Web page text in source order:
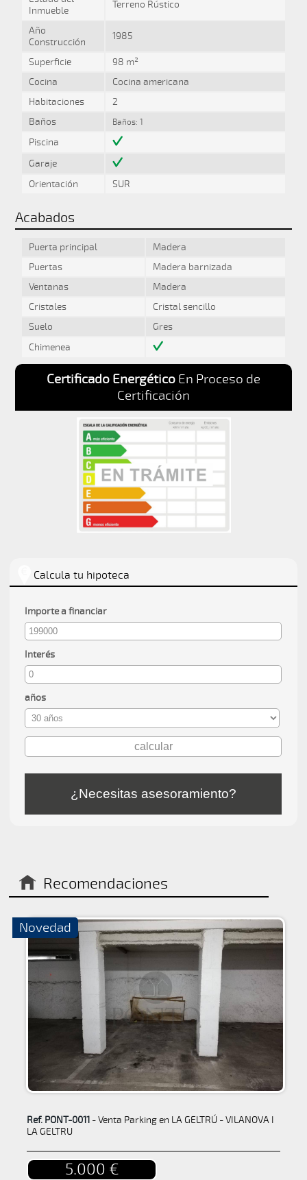
Inmueble
Terreno Rústico
Año
Construcción
1985
Superficie
98 m²
Cocina
Cocina americana
Habitaciones
2
Baños
Baños: 1
Piscina
Garaje
Orientación
SUR
Acabados
Puerta principal
Madera
Puertas
Madera barnizada
Ventanas
Madera
Cristales
Cristal sencillo
Suelo
Gres
Chimenea
Certificado Energético En Proceso de
Certificación
Calcula tu hipoteca
Importe a financiar
Interés
años
¿Necesitas asesoramiento?
Recomendaciones
Novedad
Ref. PONT-0011- Venta Parking en LA GELTRÚ - VILANOVA I
LA GELTRU
5.000 €